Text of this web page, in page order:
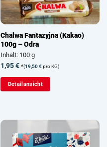
Chalwa Fantazyjna (Kakao)
100g – Odra
Inhalt: 100 g
1,95€ *(19,50€pro KG)
Detailansicht